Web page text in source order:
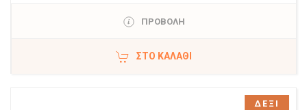
ΠΡΟΒΟΛΗ
ΣΤΟ ΚΑΛΆΘΙ
ΔΕΞΙ